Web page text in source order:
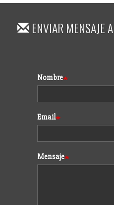
ENVIAR MENSAJE A
Formulario
Nombre
Email
Mensaje